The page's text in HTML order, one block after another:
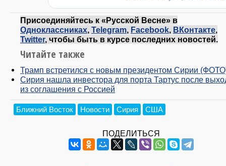
Присоединяйтесь к «Русской Весне» в
Одноклассниках, Telegram, Facebook, ВКонтакте,
Twitter, чтобы быть в курсе последних новостей.
Читайте также
Трамп встретился с новым президентом Сирии
Сирия нашла инвестора для порта Тартус после
из соглашения с Россией
Ближний Восток Новости Сирия США
ПОДЕЛИТЬСЯ